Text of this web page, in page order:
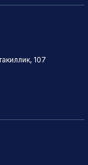
107